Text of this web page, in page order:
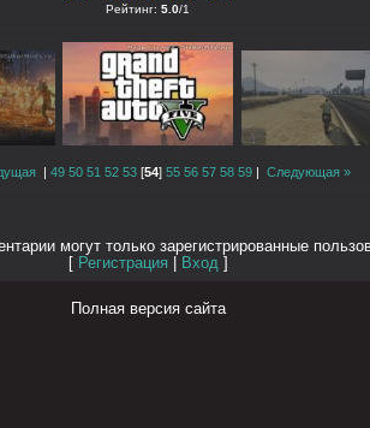
Рейтинг: 5.0/1
|49 50 51 52 53 [54]55 56 57 58 59 |Следующая »
могут только зарегистрированные
Регистрация Вход
Полная версия сайта